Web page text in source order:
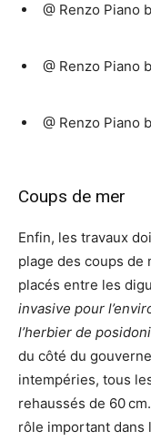
@ Renzo Piano
@ Renzo Piano
@ Renzo Piano
Coups de mer
Enfin, les travaux
plage des coups de
placés entre les
invasive pour
l’herbier de
du côté du
intempéries, tous
rehaussés de 60
rôle important dans